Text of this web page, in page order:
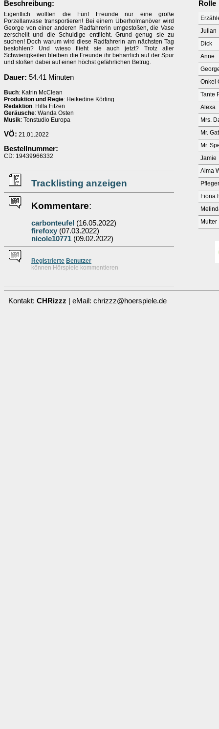
Beschreibung:
Eigentlich wollten die Fünf Freunde nur eine große
Porzellanvase transportieren! Bei einem Überholmanöver wird
George von einer anderen Radfahrerin umgestoßen, die Vase
zerschellt und die Schuldige entflieht. Grund genug sie zu
suchen! Doch warum wird diese Radfahrerin am nächsten Tag
bestohlen? Und wieso flieht sie auch jetzt? Trotz aller
Schwierigkeiten bleiben die Freunde ihr beharrlich auf der Spur
und stoßen dabei auf einen höchst gefährlichen Betrug.
Dauer: 54.41 Minuten
Buch: Katrin McClean
Produktion und Regie: Heikedine Körting
Redaktion: Hilla Fitzen
Geräusche: Wanda Osten
Musik: Tonstudio Europa
VÖ: 21.01.2022
Bestellnummer:
CD: 19439966332
Tracklisting anzeigen
Kommentare:
carbonteufel (16.05.2022)
firefoxy (07.03.2022)
nicole10771 (09.02.2022)
Registrierte Benutzer
können Hörspiele kommentieren
Rolle
Julian
Dick
Anne
Onkel
Tante
Alexa
Mrs.
Mr.
Mr.
Jamie
Alma
Fiona
Mutter
Kontakt: CHRizzz | eMail: chrizzz@hoerspiele.de